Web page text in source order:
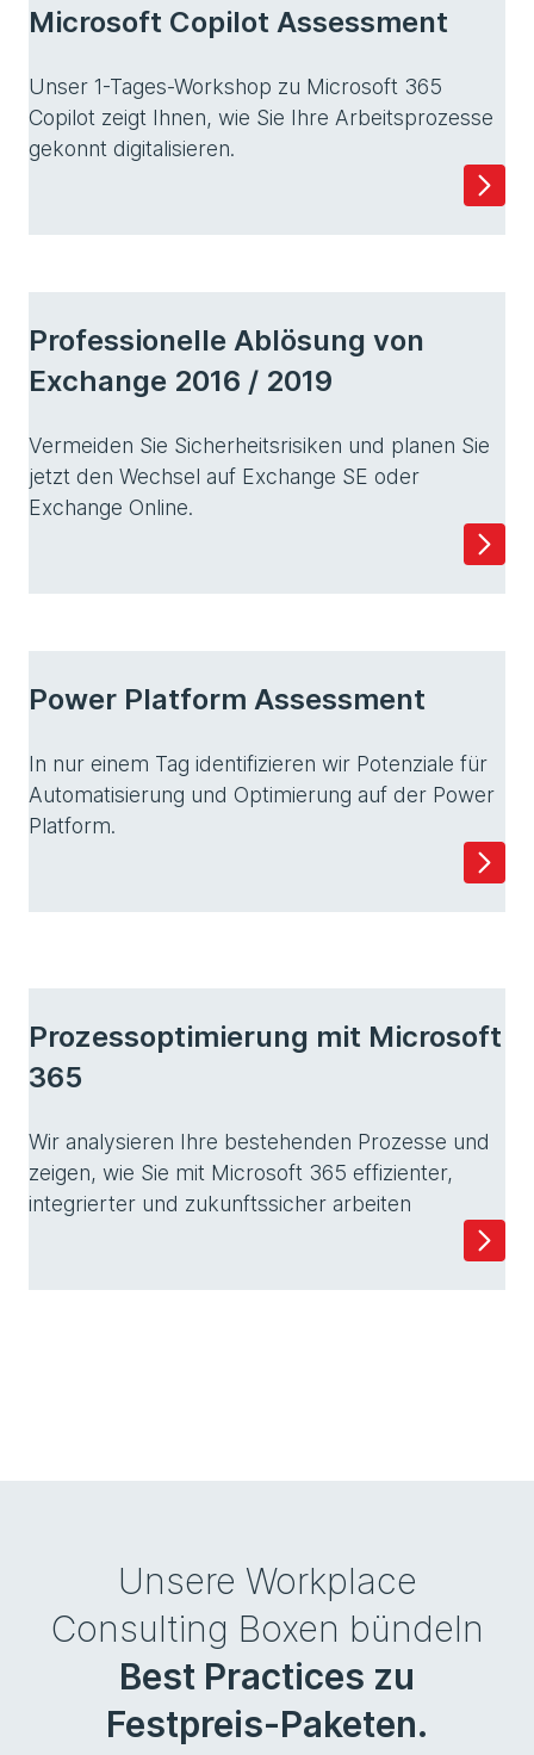
Microsoft Copilot Assessment
Unser 1-Tages-Workshop zu Microsoft 365
Copilot zeigt Ihnen, wie Sie Ihre Arbeitsprozesse
gekonnt digitalisieren.
Professionelle Ablösung von
Exchange 2016 / 2019
Vermeiden Sie Sicherheitsrisiken und planen Sie
jetzt den Wechsel auf Exchange SE oder
Exchange Online.
Power Platform Assessment
In nur einem Tag identifizieren wir Potenziale für
Automatisierung und Optimierung auf der Power
Platform.
Prozessoptimierung mit Microsoft
365
Wir analysieren Ihre bestehenden Prozesse und
zeigen, wie Sie mit Microsoft 365 effizienter,
integrierter und zukunftssicher arbeiten
Unsere Workplace
Consulting Boxen bündeln
Best Practices zu
Festpreis-Paketen.